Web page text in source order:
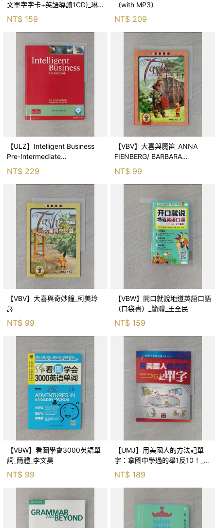
文單字字卡+英語導讀1CD)_琳
達．夏普曼
NT$ 159
（with MP3）
NT$ 209
【ULZ】Intelligent Business
Pre-Intermediate
Coursebook_Johnson
NT$ 229
【VBV】大喜與魔笛_ANNA
FIENBERG/ BARBARA
FINEBERG, 柯美玲
NT$ 99
【VBV】大喜與奇妙鐘_柯美玲
譯
NT$ 99
【VBW】開口就說地道英語口語
（口袋書）_簡體_王全民
NT$ 159
【VBW】看圖學會3000英語單
詞_簡體_李文昊
NT$ 99
【UMJ】用美國人的方法記單
字：拿國中學過的舉1反10！_文
德
NT$ 189